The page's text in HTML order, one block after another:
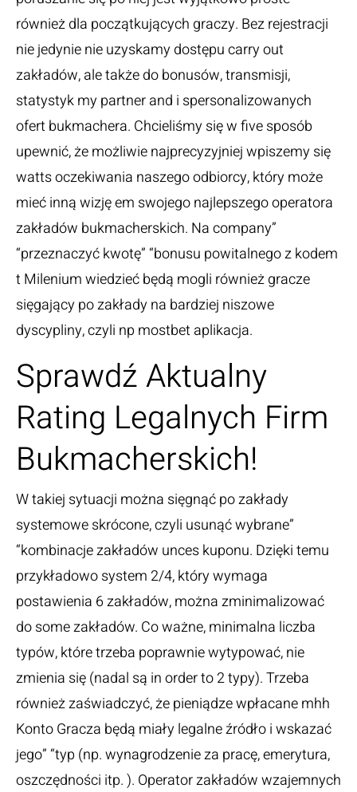
również dla początkujących graczy. Bez rejestracji
nie jedynie nie uzyskamy dostępu carry out
zakładów, ale także do bonusów, transmisji,
statystyk my partner and i spersonalizowanych
ofert bukmachera. Chcieliśmy się w five sposób
upewnić, że możliwie najprecyzyjniej wpiszemy się
watts oczekiwania naszego odbiorcy, który może
mieć inną wizję em swojego najlepszego operatora
zakładów bukmacherskich. Na company”
“przeznaczyć kwotę” “bonusu powitalnego z kodem
t Milenium wiedzieć będą mogli również gracze
sięgający po zakłady na bardziej niszowe
dyscypliny, czyli np mostbet aplikacja.
Sprawdź Aktualny
Rating Legalnych Firm
Bukmacherskich!
W takiej sytuacji można sięgnąć po zakłady
systemowe skrócone, czyli usunąć wybrane”
“kombinacje zakładów unces kuponu. Dzięki temu
przykładowo system 2/4, który wymaga
postawienia 6 zakładów, można zminimalizować
do some zakładów. Co ważne, minimalna liczba
typów, które trzeba poprawnie wytypować, nie
zmienia się (nadal są in order to 2 typy). Trzeba
również zaświadczyć, że pieniądze wpłacane mhh
Konto Gracza będą miały legalne źródło i wskazać
jego” “typ (np. wynagrodzenie za pracę, emerytura,
oszczędności itp. ). Operator zakładów wzajemnych